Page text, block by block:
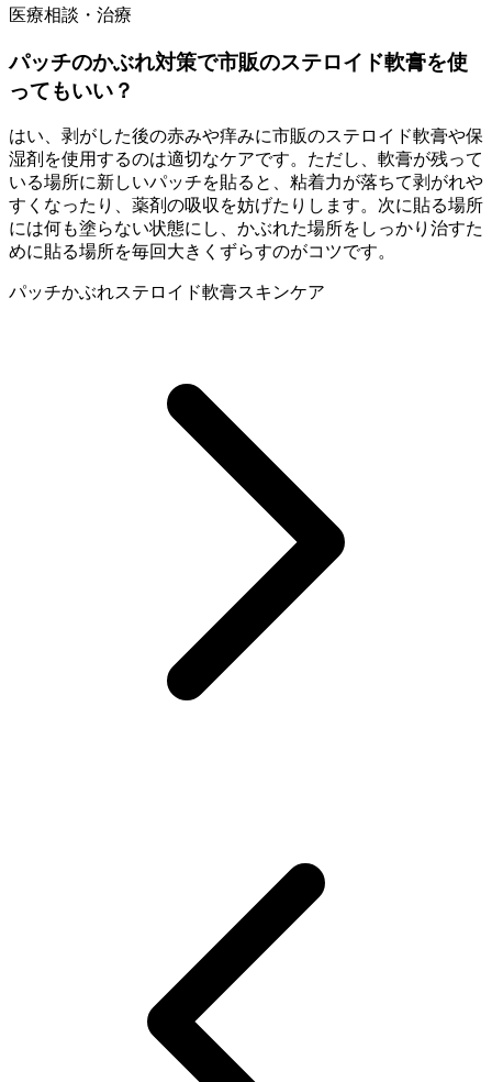
医療相談・治療
パッチのかぶれ対策で市販のステロイド軟膏を使
ってもいい？
はい、剥がした後の赤みや痒みに市販のステロイド軟膏や保
湿剤を使用するのは適切なケアです。ただし、軟膏が残って
いる場所に新しいパッチを貼ると、粘着力が落ちて剥がれや
すくなったり、薬剤の吸収を妨げたりします。次に貼る場所
には何も塗らない状態にし、かぶれた場所をしっかり治すた
めに貼る場所を毎回大きくずらすのがコツです。
パッチかぶれステロイド軟膏スキンケア